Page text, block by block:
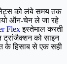
को लंबे समय तक
ऑन-चेन ले जा रहे
Flexइस्तेमाल करती
को साइन
के हिसाब से एक सही